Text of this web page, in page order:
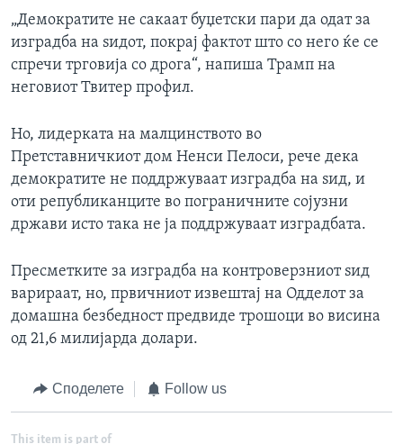
„Демократите не сакаат буџетски пари да одат за
изградба на ѕидот, покрај фактот што со него ќе се
спречи трговија со дрога“, напиша Трамп на
неговиот Твитер профил.
Но, лидерката на малцинството во
Претставничкиот дом Ненси Пелоси, рече дека
демократите не поддржуваат изградба на ѕид, и
оти републиканците во пограничните сојузни
држави исто така не ја поддржуваат изградбата.
Пресметките за изградба на контроверзниот ѕид
варираат, но, првичниот извештај на Одделот за
домашна безбедност предвиде трошоци во висина
од 21,6 милијарда долари.
Споделете Follow us
This item is part of